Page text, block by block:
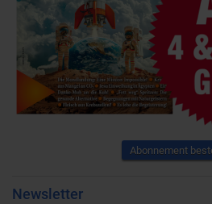
Abonnement
Newsletter